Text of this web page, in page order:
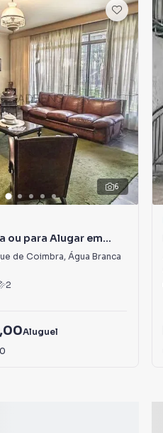
6
ou para Alugar em
de Coimbra, Água Branca
2
Aluguel